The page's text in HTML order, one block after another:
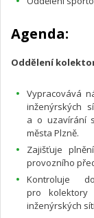
Agenda:
Oddělení
Vypracovává
inženýrských
a o uzavírání
města Plzně.
Zajišťuje
provozního
Kontroluje
pro kolektory
inženýrských